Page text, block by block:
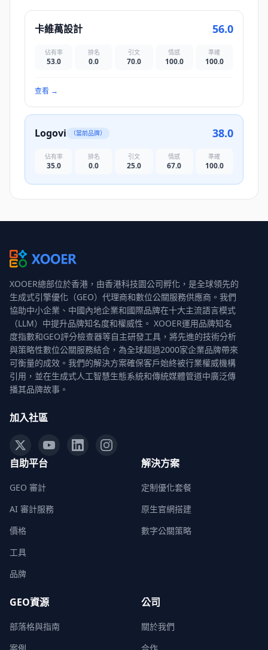
卡維萬設計 56.0
佔有率
53.0
排名
0.0
引文
70.0
情感
100.0
準確
100.0
查看 →
Logovi （當前品牌） 38.0
佔有率
35.0
排名
0.0
引文
25.0
情感
67.0
準確
100.0
XOOER總部位於香港，由香港科技園公司孵化，是全球領先的
生成式引擎優化（GEO）代理商和數位公關服務供應商。我們
協助中小企業、中國內地企業和國際品牌在十大主流語言模式
（LLM）中提升品牌知名度和權威性。 XOOER運用品牌知名
度指數和GEO評分檢查器等自主研發工具，將先進的技術分析
與策略性數位公關服務結合，為全球超過2000家企業品牌帶來
可衡量的成效。我們的解決方案確保客戶始終被行業權威機構
引用，並在生成式人工智慧生態系統和傳統媒體管道中廣泛傳
播其品牌故事。
加入社區
自助平台
GEO 審計
AI 審計服務
價格
工具
品牌
解決方案
定制優化套餐
原生官網搭建
數字公關策略
GEO資源
部落格與指南
公司
關於我們